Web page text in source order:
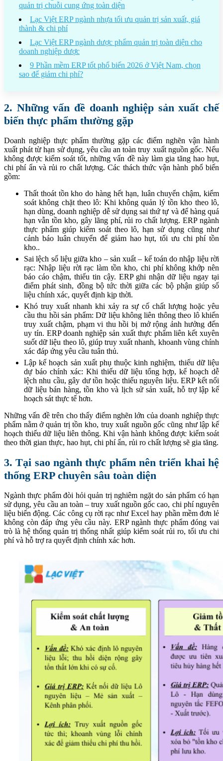
quản trị chuỗi cung ứng toàn diện
Lạc Việt ERP ngành nhựa tối ưu quản trị sản xuất, giá
thành & chi phí
Lạc Việt ERP ngành dược phẩm quản trị toàn diện cho
doanh nghiệp dược
9 Phần mềm ERP tốt phổ biến 2026 ở Việt Nam, chọn
sao để giảm chi phí?
2. Những vấn đề doanh nghiệp sản xuất chế
biến thực phẩm thường gặp
Doanh nghiệp thực phẩm thường gặp các điểm nghẽn vận hành
xuất phát từ hạn sử dụng, yêu cầu an toàn truy xuất nguồn gốc. Nếu
không được kiểm soát tốt, những vấn đề này làm gia tăng hao hụt,
chi phí ẩn và rủi ro chất lượng. Các thách thức vận hành phổ biến
gồm:
Thất thoát tồn kho do hàng hết hạn, luân chuyển chậm, kiểm
soát không chặt theo lô: Khi không quản lý tồn kho theo lô,
hạn dùng, doanh nghiệp dễ sử dụng sai thứ tự và để hàng quá
hạn vẫn tồn kho, gây lãng phí, rủi ro chất lượng. ERP ngành
thực phẩm giúp kiểm soát theo lô, hạn sử dụng cũng như
cảnh báo luân chuyển để giảm hao hụt, tối ưu chi phí tồn
kho..
Sai lệch số liệu giữa kho – sản xuất – kế toán do nhập liệu rời
rạc: Nhập liệu rời rạc làm tồn kho, chi phí không khớp nên
báo cáo chậm, thiếu tin cậy. ERP ghi nhận dữ liệu ngay tại
điểm phát sinh, đồng bộ tức thời giữa các bộ phận giúp số
liệu chính xác, quyết định kịp thời.
Khó truy xuất nhanh khi xảy ra sự cố chất lượng hoặc yêu
cầu thu hồi sản phẩm: Dữ liệu không liên thông theo lô khiến
truy xuất chậm, phạm vi thu hồi bị mở rộng ảnh hưởng đến
uy tín. ERP doanh nghiệp sản xuất thực phẩm liên kết xuyên
suốt dữ liệu theo lô, giúp truy xuất nhanh, khoanh vùng chính
xác đáp ứng yêu cầu tuân thủ.
Lập kế hoạch sản xuất phụ thuộc kinh nghiệm, thiếu dữ liệu
dự báo chính xác: Khi thiếu dữ liệu tổng hợp, kế hoạch dễ
lệch nhu cầu, gây dư tồn hoặc thiếu nguyên liệu. ERP kết nối
dữ liệu bán hàng, tồn kho và lịch sử sản xuất, hỗ trợ lập kế
hoạch sát thực tế hơn.
Những vấn đề trên cho thấy điểm nghẽn lớn của doanh nghiệp thực
phẩm nằm ở quản trị tồn kho, truy xuất nguồn gốc cũng như lập kế
hoạch thiếu dữ liệu liên thông. Khi vận hành không được kiểm soát
theo thời gian thực, hao hụt, chi phí ẩn, rủi ro chất lượng sẽ gia tăng.
3. Tại sao ngành thực phẩm nên triển khai hệ
thống ERP chuyên sâu toàn diện
Ngành thực phẩm đòi hỏi quản trị nghiêm ngặt do sản phẩm có hạn
sử dụng, yêu cầu an toàn – truy xuất nguồn gốc cao, chi phí nguyên
liệu biến động. Các công cụ rời rạc như Excel hay phần mềm đơn lẻ
không còn đáp ứng yêu cầu này. ERP ngành thực phẩm đóng vai
trò là hệ thống quản trị thống nhất giúp kiểm soát rủi ro, tối ưu chi
phí và hỗ trợ ra quyết định chính xác hơn.